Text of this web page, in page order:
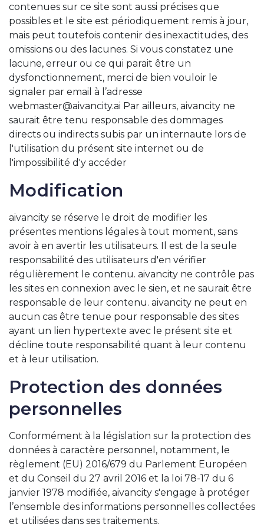
contenues sur ce site sont aussi précises que
possibles et le site est périodiquement remis à jour,
mais peut toutefois contenir des inexactitudes, des
omissions ou des lacunes. Si vous constatez une
lacune, erreur ou ce qui parait être un
dysfonctionnement, merci de bien vouloir le
signaler par email à l’adresse
webmaster@aivancity.ai Par ailleurs, aivancity ne
saurait être tenu responsable des dommages
directs ou indirects subis par un internaute lors de
l'utilisation du présent site internet ou de
l'impossibilité d'y accéder
Modification
aivancity se réserve le droit de modifier les
présentes mentions légales à tout moment, sans
avoir à en avertir les utilisateurs. Il est de la seule
responsabilité des utilisateurs d'en vérifier
régulièrement le contenu. aivancity ne contrôle pas
les sites en connexion avec le sien, et ne saurait être
responsable de leur contenu. aivancity ne peut en
aucun cas être tenue pour responsable des sites
ayant un lien hypertexte avec le présent site et
décline toute responsabilité quant à leur contenu
et à leur utilisation.
Protection des données
personnelles
Conformément à la législation sur la protection des
données à caractère personnel, notamment, le
règlement (EU) 2016/679 du Parlement Européen
et du Conseil du 27 avril 2016 et la loi 78-17 du 6
janvier 1978 modifiée, aivancity s'engage à protéger
l’ensemble des informations personnelles collectées
et utilisées dans ses traitements.